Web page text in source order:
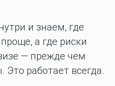
и знаем, где
а где риски
— прежде чем
Это работает всегда.